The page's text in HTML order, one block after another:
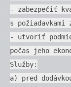
- zabezpečiť
s požiadavkami
- utvoriť
počas jeho
Služby:
a) pred